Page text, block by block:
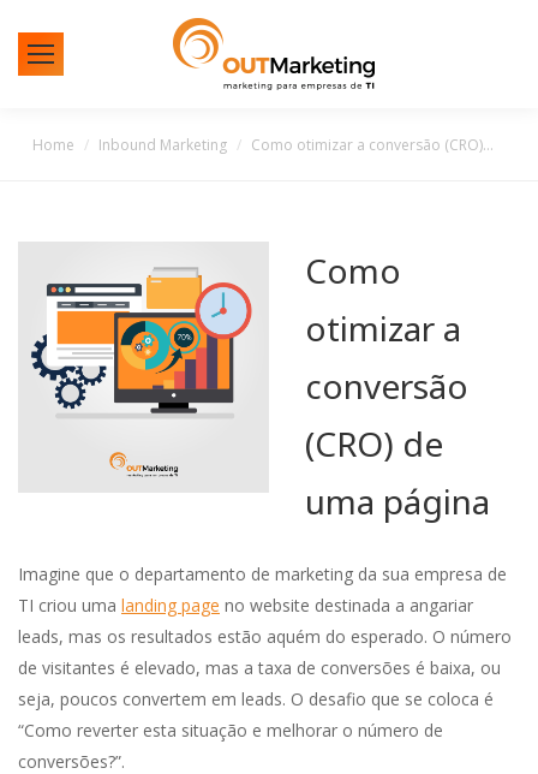
You are here:
Home Inbound Marketing Como otimizar a conversão (CRO)…
Como
otimizar a
conversão
(CRO) de
uma página
Imagine que o departamento de marketing da sua empresa de
TI criou uma landing page no website destinada a angariar
leads, mas os resultados estão aquém do esperado. O número
de visitantes é elevado, mas a taxa de conversões é baixa, ou
seja, poucos convertem em leads. O desafio que se coloca é
“Como reverter esta situação e melhorar o número de
conversões?”.